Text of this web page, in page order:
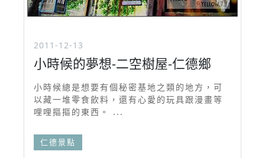
2011-12-13
小時候的夢想-二空樹屋-仁德鄉
小時候總是想要有個秘密基地之類的地方，可
以藏一堆零食飲料，還有心愛的玩具跟漫畫等
哩哩摳摳的東西。 ...
仁德景點